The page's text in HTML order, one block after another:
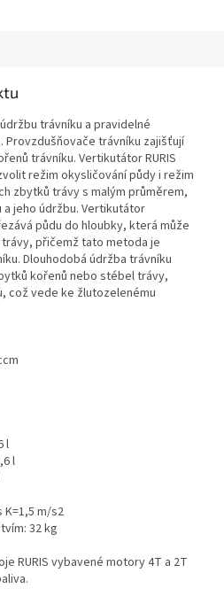
trávníku a pravidelné
Provzdušňovače trávníku zajišťují
trávníku. Vertikutátor RURIS
režim okysličování půdy i režim
zbytků trávy s malým průměrem,
jeho údržbu. Vertikutátor
půdu do hloubky, která může
přičemž tato metoda je
Dlouhodobá údržba trávníku
kořenů nebo stébel trávy,
což vede ke žlutozelenému
l
l
K=1,5 m/s2
32 kg
RURIS vybavené motory 4T a 2T